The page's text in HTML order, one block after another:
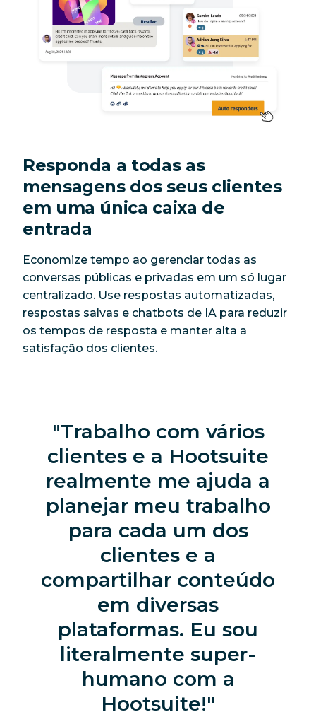
Responda a todas as
mensagens dos seus clientes
em uma única caixa de
entrada
Economize tempo ao gerenciar todas as
conversas públicas e privadas em um só lugar
centralizado. Use respostas automatizadas,
respostas salvas e chatbots de IA para reduzir
os tempos de resposta e manter alta a
satisfação dos clientes.
Trabalho com vários
clientes e a Hootsuite
realmente me ajuda a
planejar meu trabalho
para cada um dos
clientes e a
compartilhar conteúdo
em diversas
plataformas. Eu sou
literalmente super-
humano com a
Hootsuite!